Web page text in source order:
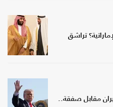
تراشق
مقابل صفقة..